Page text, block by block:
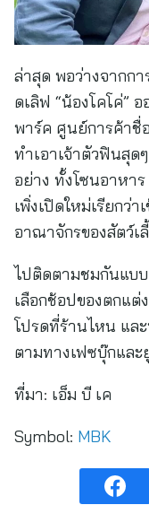
ล่าสุด พอว่างจากก
ดเลิฟ “น้องโคโค่”
พาร์ค ศูนย์การค้าชื่
ทำเอาเจ้าตัวฟินสุด
อย่าง ทั้งโซนอาหา
เพิ่งเปิดใหม่เรียกว่
อาณาจักรของสัตว์เ
ไปติดตามชมกันแบบ
เลือกช้อปของตกแ
โปรดที่ร้านไหน และ
ตามทางเฟซบุ๊กและ
ที่มา: เอ็ม บี เค
Symbol: MBK